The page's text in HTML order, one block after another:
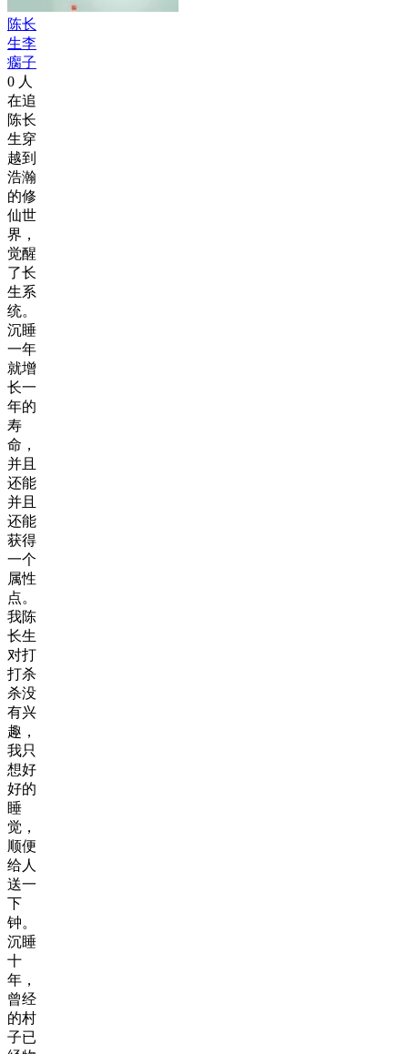
陈长
生李
瘸子
0 人
在追
陈长
生穿
越到
浩瀚
的修
仙世
界，
觉醒
了长
生系
统。
沉睡
一年
就增
长一
年的
寿
命，
并且
还能
并且
还能
获得
一个
属性
点。
我陈
长生
对打
打杀
杀没
有兴
趣，
我只
想好
好的
睡
觉，
顺便
给人
送一
下
钟。
沉睡
十
年，
曾经
的村
子已